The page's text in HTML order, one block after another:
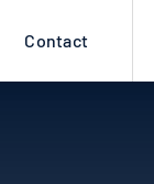
Contact